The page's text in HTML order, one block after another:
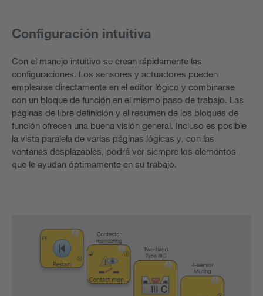
Configuración intuitiva
Con el manejo intuitivo se crean rápidamente las
configuraciones. Los sensores y actuadores pueden
emplearse directamente en el editor lógico y combinarse
con un bloque de función en el mismo paso de trabajo. Las
páginas de libre definición y el resumen de los bloques de
función ofrecen una buena visión general. Incluso es posible
la vista paralela de varias páginas lógicas y, con las
ventanas desplazables, podrá ver siempre los elementos
que le ayudan óptimamente en su trabajo.